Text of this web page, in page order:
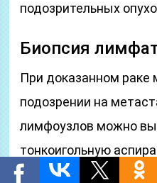
подозрительных
Биопсия
При доказанном
подозрении на
лимфоузлов можно
тонкоигольную
крупных узлах можно